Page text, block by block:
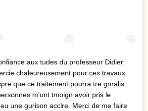
aux tudes du professeur Didier
chaleureusement pour ces travaux
que ce traitement pourra tre gnralis
m'ont tmoign avoir pris le
une gurison acclre. Merci de me faire